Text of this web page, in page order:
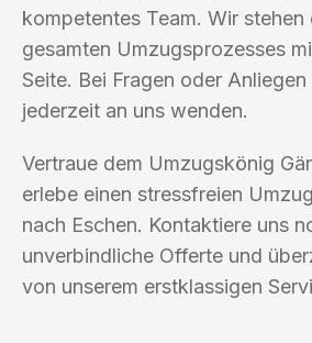
kompetentes Team. Wir
gesamten Umzugsprozesses
Seite. Bei Fragen oder
jederzeit an uns wenden.
Vertraue dem Umzugskönig
erlebe einen stressfreien
nach Eschen. Kontaktiere uns
unverbindliche Offerte und
von unserem erstklassigen